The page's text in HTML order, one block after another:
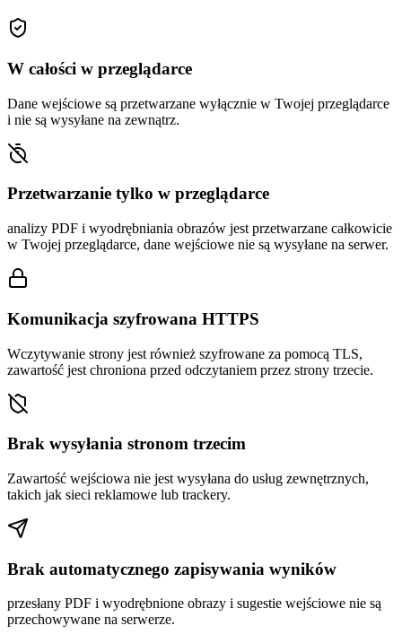
W całości w przeglądarce
Dane wejściowe są przetwarzane wyłącznie w Twojej przeglądarce
i nie są wysyłane na zewnątrz.
Przetwarzanie tylko w przeglądarce
analizy PDF i wyodrębniania obrazów jest przetwarzane całkowicie
w Twojej przeglądarce, dane wejściowe nie są wysyłane na serwer.
Komunikacja szyfrowana HTTPS
Wczytywanie strony jest również szyfrowane za pomocą TLS,
zawartość jest chroniona przed odczytaniem przez strony trzecie.
Brak wysyłania stronom trzecim
Zawartość wejściowa nie jest wysyłana do usług zewnętrznych,
takich jak sieci reklamowe lub trackery.
Brak automatycznego zapisywania wyników
przesłany PDF i wyodrębnione obrazy i sugestie wejściowe nie są
przechowywane na serwerze.